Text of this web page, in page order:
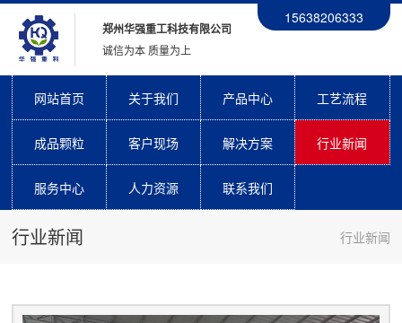
15638206333
郑州华强重工科技有限公司
诚信为本 质量为上
网站首页 关于我们 产品中心 工艺流程
成品颗粒 客户现场 解决方案 行业新闻
服务中心 人力资源 联系我们
行业新闻 行业新闻